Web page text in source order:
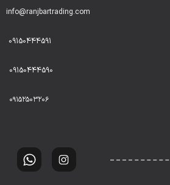
info@ranjbartrading.com
09150444591
09150444590
۰۹۱۵۲۵۰۳۲۰۶